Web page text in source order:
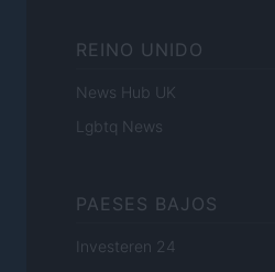
REINO UNIDO
News Hub UK
Lgbtq News
PAESES BAJOS
Investeren 24